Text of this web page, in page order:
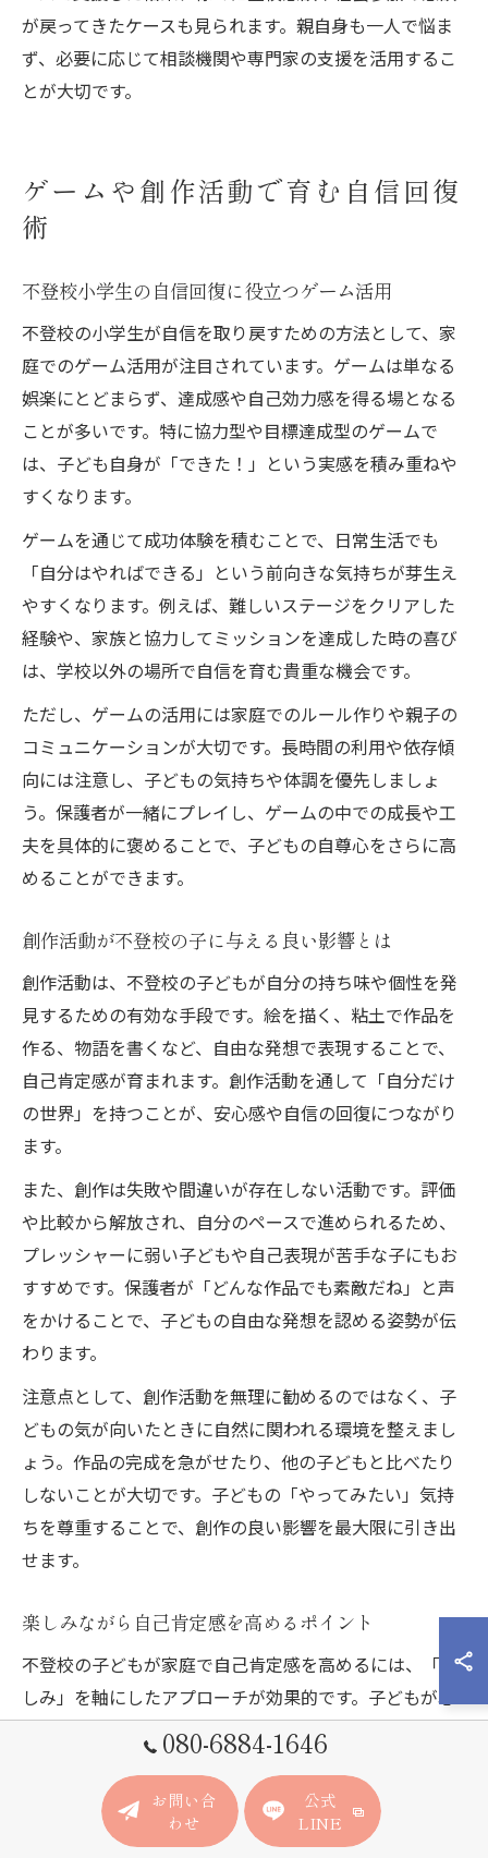
が戻ってきたケースも見られます。親自身も一人で悩ま
ず、必要に応じて相談機関や専門家の支援を活用するこ
とが大切です。
ゲームや創作活動で育む自信回復
術
不登校小学生の自信回復に役立つゲーム活用
不登校の小学生が自信を取り戻すための方法として、家
庭でのゲーム活用が注目されています。ゲームは単なる
娯楽にとどまらず、達成感や自己効力感を得る場となる
ことが多いです。特に協力型や目標達成型のゲームで
は、子ども自身が「できた！」という実感を積み重ねや
すくなります。
ゲームを通じて成功体験を積むことで、日常生活でも
「自分はやればできる」という前向きな気持ちが芽生え
やすくなります。例えば、難しいステージをクリアした
経験や、家族と協力してミッションを達成した時の喜び
は、学校以外の場所で自信を育む貴重な機会です。
ただし、ゲームの活用には家庭でのルール作りや親子の
コミュニケーションが大切です。長時間の利用や依存傾
向には注意し、子どもの気持ちや体調を優先しましょ
う。保護者が一緒にプレイし、ゲームの中での成長や工
夫を具体的に褒めることで、子どもの自尊心をさらに高
めることができます。
創作活動が不登校の子に与える良い影響とは
創作活動は、不登校の子どもが自分の持ち味や個性を発
見するための有効な手段です。絵を描く、粘土で作品を
作る、物語を書くなど、自由な発想で表現することで、
自己肯定感が育まれます。創作活動を通して「自分だけ
の世界」を持つことが、安心感や自信の回復につながり
ます。
また、創作は失敗や間違いが存在しない活動です。評価
や比較から解放され、自分のペースで進められるため、
プレッシャーに弱い子どもや自己表現が苦手な子にもお
すすめです。保護者が「どんな作品でも素敵だね」と声
をかけることで、子どもの自由な発想を認める姿勢が伝
わります。
注意点として、創作活動を無理に勧めるのではなく、子
どもの気が向いたときに自然に関われる環境を整えまし
ょう。作品の完成を急がせたり、他の子どもと比べたり
しないことが大切です。子どもの「やってみたい」気持
ちを尊重することで、創作の良い影響を最大限に引き出
せます。
楽しみながら自己肯定感を高めるポイント
不登校の子どもが家庭で自己肯定感を高めるには、「楽
しみ」を軸にしたアプローチが効果的です。子どもが心
から楽しめる活動を一緒に見つけることで、自分の存在
価値を実感しやすくなります。例えば、好きなアニメを
一緒に観たり、簡単な料理や工作を一緒にすることも有
080-6884-1646
お問い合
わせ
公式
LINE